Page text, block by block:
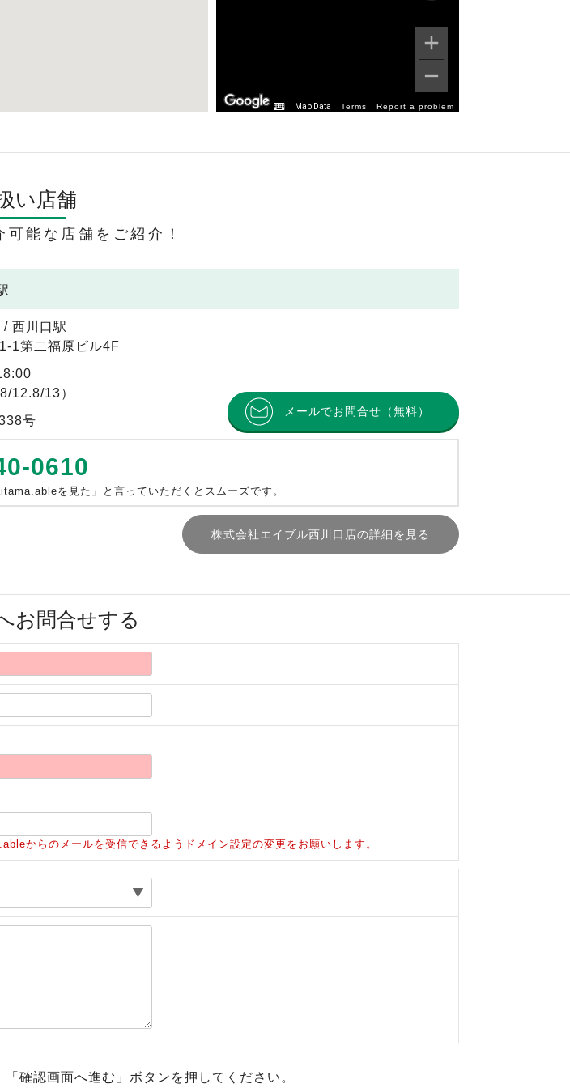
Map Data Terms Report a problem
い店舗
能な店舗をご紹介！
西川口駅
1第二福原ビル4F
12.8/13）
号
メールでお問合せ（無料）
0610
を見た」と言っていただくとスムーズです。
株式会社エイブル西川口店の詳細を見る
お問合せする
からのメールを受信できるようドメイン設定の変更をお願いします。
「確認画面へ進む」ボタンを押してください。